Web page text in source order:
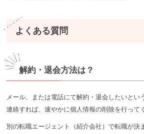
よくある質問
解約・退会方法は？
メール、または電話にて解約・退会したいとい
連絡すれば、速やかに個人情報の削除を行って
別の転職エージェント（紹介会社）で転職が決